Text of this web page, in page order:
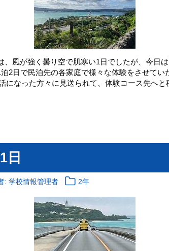
、風が強く曇り空で肌寒い1日でしたが、今日
日で民泊先の各家庭で様々な体験をさ
になった方々に見送られて、体験コース先へと
日
: 学校情報管理者 2年